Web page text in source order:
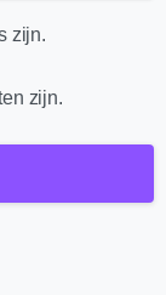
zijn.
zijn.